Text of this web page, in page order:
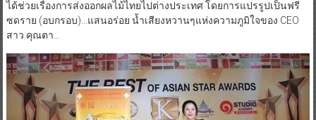
ชนิด ที่ได้รับความนิยมชื่นชอบทั้งในตลาดไทย อาเซียน และจีน มาเป็น
เวลานาน รู้สึกภูมิใจมากที่ต่างประเทศชื่นชอบสินค้าไทย แต่ที่ภูมิใจไป
กว่านั้น คือ บริษัทฯได้ช่วยเกษตรกรไทยในเรื่องของผลผลิต เท่ากับบริษัทฯ
ซดราย (อบกรอบ)…แสนอร่อย น้ำเสียงหวานๆแห่งความภูมิใจของ CEO
สาว คุณตา…